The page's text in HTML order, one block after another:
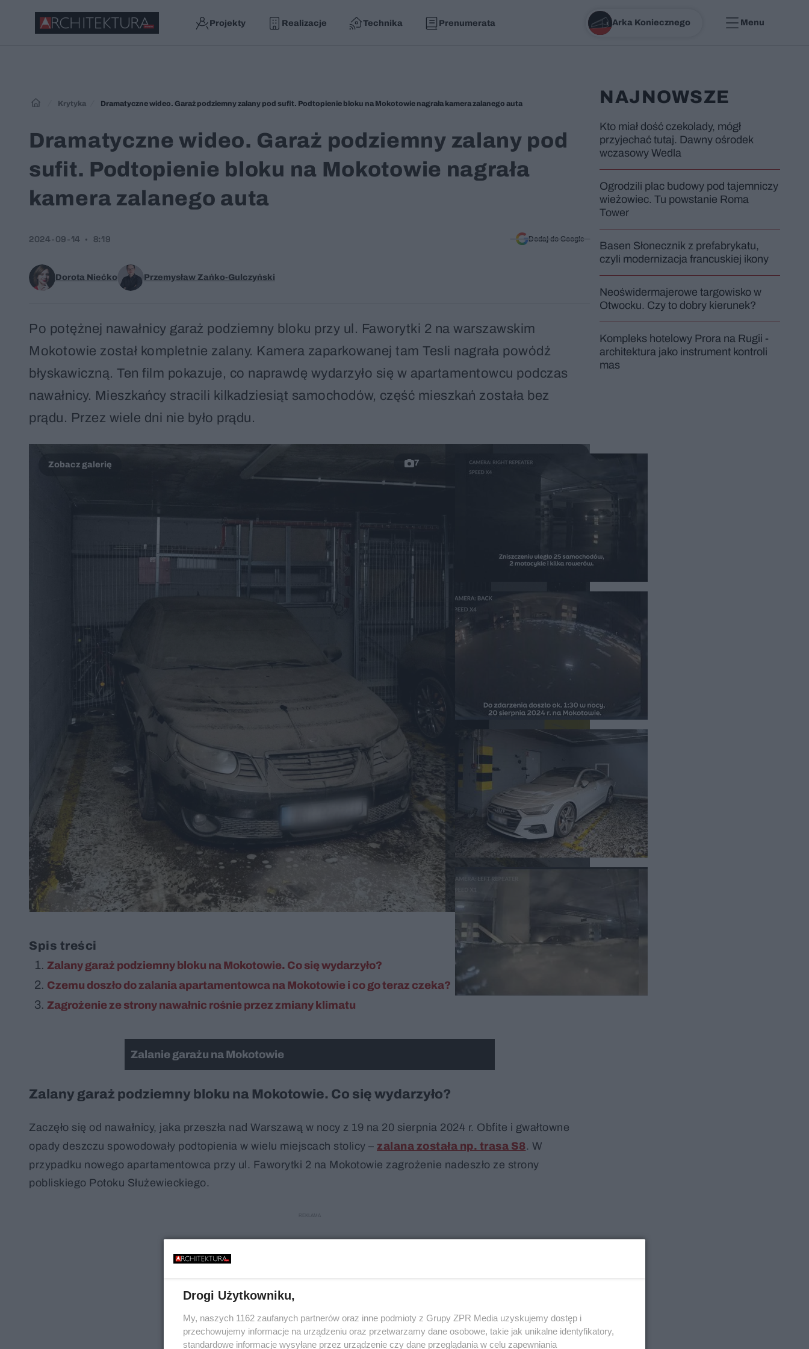
Projekty Realizacje Technika Prenumerata Arka Koniecznego Menu
Krytyka Dramatyczne wideo. Garaż podziemny zalany pod sufit. Podtopienie bloku na Mokotowie nagrała kamera zalanego auta
Dramatyczne wideo. Garaż podziemny zalany pod
sufit. Podtopienie bloku na Mokotowie nagrała
kamera zalanego auta
Dorota Niećko Przemysław Zańko-Gulczyński
2024-09-14 8:19 Dodaj do Google
Po potężnej nawałnicy garaż podziemny bloku przy ul. Faworytki 2 na warszawskim
Mokotowie został kompletnie zalany. Kamera zaparkowanej tam Tesli nagrała powódź
błyskawiczną. Ten film pokazuje, co naprawdę wydarzyło się w apartamentowcu podczas
nawałnicy. Mieszkańcy stracili kilkadziesiąt samochodów, część mieszkań została bez
prądu. Przez wiele dni nie było prądu.
7
Spis treści
Zalany garaż podziemny bloku na Mokotowie. Co się wydarzyło?
Czemu doszło do zalania apartamentowca na Mokotowie i co go teraz czeka?
Zagrożenie ze strony nawałnic rośnie przez zmiany klimatu
Zalanie garażu na Mokotowie
Zalany garaż podziemny bloku na Mokotowie. Co się wydarzyło?
Zaczęło się od nawałnicy, jaka przeszła nad Warszawą w nocy z 19 na 20 sierpnia 2024 r. Obfite i gwałtowne
opady deszczu spowodowały podtopienia w wielu miejscach stolicy – zalana została np. trasa S8. W
przypadku nowego apartamentowca przy ul. Faworytki 2 na Mokotowie zagrożenie nadeszło ze strony
pobliskiego Potoku Służewieckiego.
NAJNOWSZE
Kto miał dość czekolady, mógł
przyjechać tutaj. Dawny ośrodek
wczasowy Wedla
Ogrodzili plac budowy pod tajemniczy
wieżowiec. Tu powstanie Roma
Tower
Basen Słonecznik z prefabrykatu,
czyli modernizacja francuskiej ikony
Neoświdermajerowe targowisko w
Otwocku. Czy to dobry kierunek?
Kompleks hotelowy Prora na Rugii -
architektura jako instrument kontroli
mas
Drogi Użytkowniku,
My, naszych 1162 zaufanych partnerów oraz inne podmioty z Grupy ZPR Media uzyskujemy dostęp i
przechowujemy informacje na urządzeniu oraz przetwarzamy dane osobowe, takie jak unikalne identyfikatory,
standardowe informacje wysyłane przez urządzenie czy dane przeglądania w celu zapewniania